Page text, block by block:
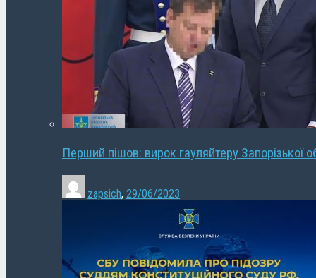
Перший пішов: вирок гауляйтеру Запорізької
zapsich, 29/06/2023